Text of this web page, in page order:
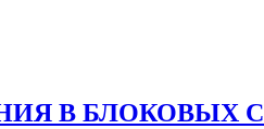
В БЛОКОВЫХ